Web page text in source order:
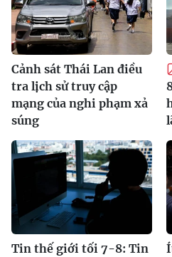
Cảnh sát Thái Lan điều
tra lịch sử truy cập
mạng của nghi phạm xả
súng
Tin thế giới tối 7-8: Tin